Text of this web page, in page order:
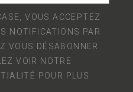
VOUS ACCEPTEZ
NOTIFICATIONS PAR
VOUS DÉSABONNER
VOIR NOTRE
POUR PLUS